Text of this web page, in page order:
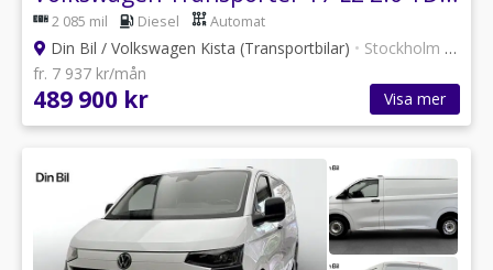
2 085 mil Diesel Automat
Din Bil / Volkswagen Kista (Transportbilar) • Stockholm •12
fr. 7 937 kr/mån
489 900 kr Visa mer